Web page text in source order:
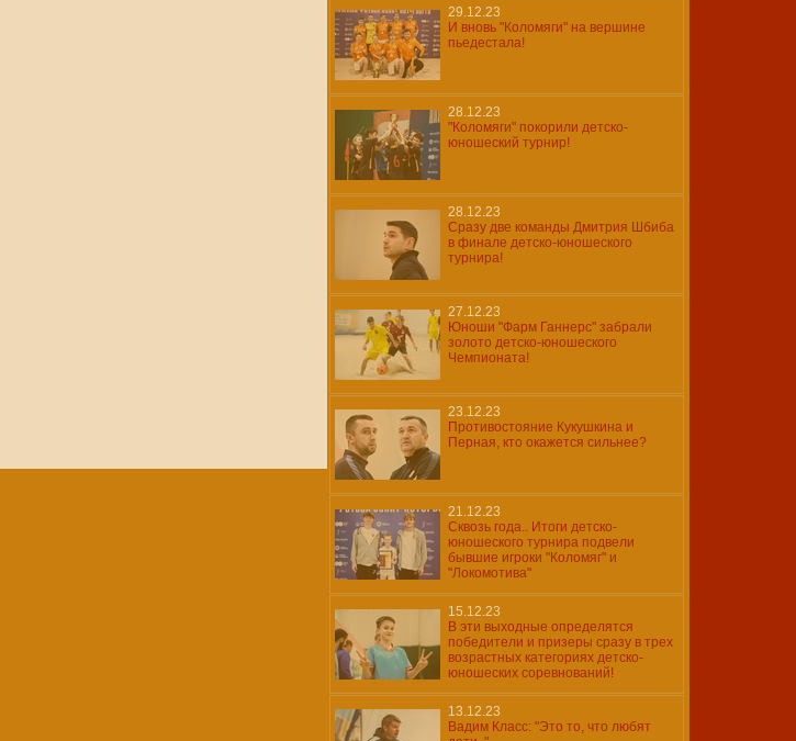
29.12.23
И вновь "Коломяги" на вершине
пьедестала!
28.12.23
"Коломяги" покорили детско-
юношеский турнир!
28.12.23
Сразу две команды Дмитрия Шбиба
в финале детско-юношеского
турнира!
27.12.23
Юноши "Фарм Ганнерс" забрали
золото детско-юношеского
Чемпионата!
23.12.23
Противостояние Кукушкина и
Перная, кто окажется сильнее?
21.12.23
Сквозь года.. Итоги детско-
юношеского турнира подвели
бывшие игроки "Коломяг" и
"Локомотива"
15.12.23
В эти выходные определятся
победители и призеры сразу в трех
возрастных категориях детско-
юношеских соревнований!
13.12.23
Вадим Класс: "Это то, что любят